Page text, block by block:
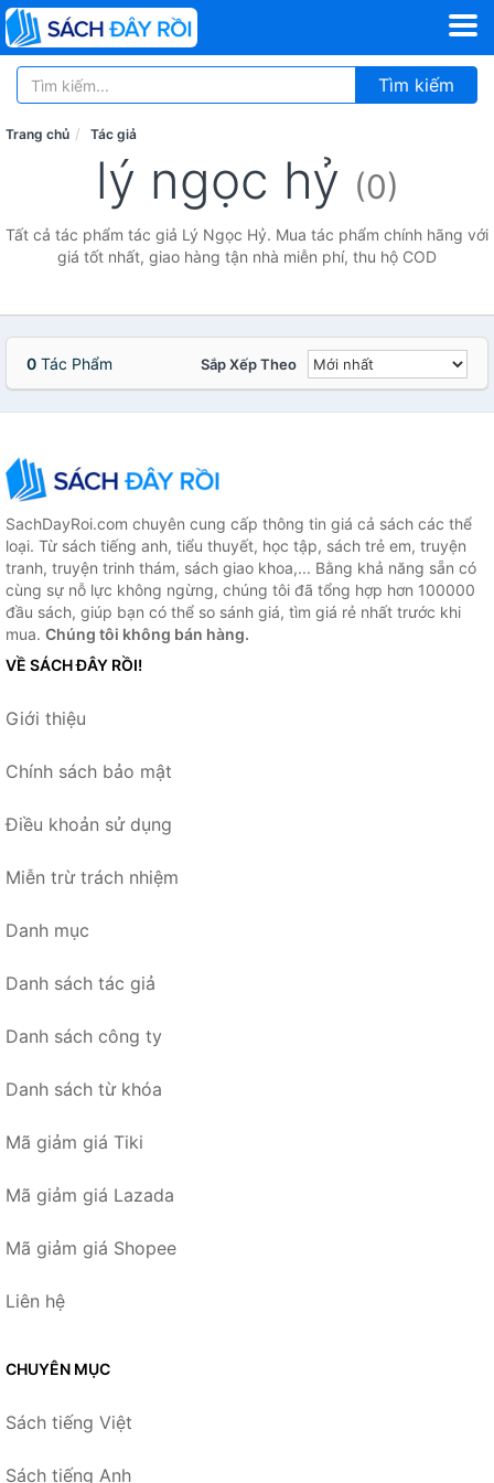
Tìm kiếm
Trang chủ Tác giả
lý ngọc hỷ (0)
Tất cả tác phẩm tác giả Lý Ngọc Hỷ. Mua tác phẩm chính hãng với
giá tốt nhất, giao hàng tận nhà miễn phí, thu hộ COD
0 Tác Phẩm Sắp Xếp Theo
SachDayRoi.com chuyên cung cấp thông tin giá cả sách các thể
loại. Từ sách tiếng anh, tiểu thuyết, học tập, sách trẻ em, truyện
tranh, truyện trinh thám, sách giao khoa,... Bằng khả năng sẵn có
cùng sự nỗ lực không ngừng, chúng tôi đã tổng hợp hơn 100000
đầu sách, giúp bạn có thể so sánh giá, tìm giá rẻ nhất trước khi
mua. Chúng tôi không bán hàng.
VỀ SÁCH ĐÂY RỒI!
Giới thiệu
Chính sách bảo mật
Điều khoản sử dụng
Miễn trừ trách nhiệm
Danh mục
Danh sách tác giả
Danh sách công ty
Danh sách từ khóa
Mã giảm giá Tiki
Mã giảm giá Lazada
Mã giảm giá Shopee
Liên hệ
CHUYÊN MỤC
Sách tiếng Việt
Sách tiếng Anh